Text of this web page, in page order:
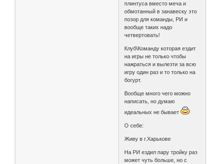
плинтуса вместо меча и
обмотанный в занавеску это
позор для команды, РИ и
вообще таких надо
четвертовать!
Клуб\Команду которая ездит
на игры не только чтобы
нажраться и вылезти за всю
игру один раз и то только на
богурт.
Вообще много чего можно
написать, но думаю
идеальных не бывает
О себе:
Живу в г.Харькове
На РИ ездил пару тройку раз
может чуть больше, но с